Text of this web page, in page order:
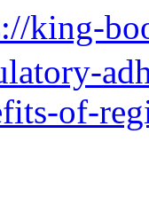
king-
of-